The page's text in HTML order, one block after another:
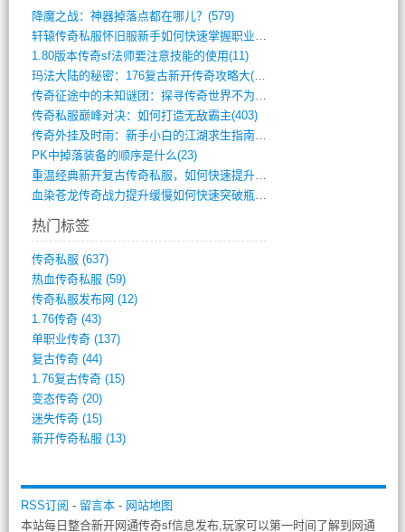
降魔之战：神器掉落点都在哪儿？(579)
轩辕传奇私服怀旧服新手如何快速掌握职业选(993)
1.80版本传奇sf法师要注意技能的使用(11)
玛法大陆的秘密：176复古新开传奇攻略大(486)
传奇征途中的未知谜团：探寻传奇世界不为人(595)
传奇私服巅峰对决：如何打造无敌霸主(403)
传奇外挂及时雨：新手小白的江湖求生指南(802)
PK中掉落装备的顺序是什么(23)
重温经典新开复古传奇私服，如何快速提升等(392)
血染苍龙传奇战力提升缓慢如何快速突破瓶颈(654)
热门标签
传奇私服 (637)
热血传奇私服 (59)
传奇私服发布网 (12)
1.76传奇(43)
单职业传奇(137)
复古传奇(44)
1.76复古传奇(15)
变态传奇(20)
迷失传奇(15)
新开传奇私服 (13)
RSS订阅 - 留言本- 网站地图
本站每日整合新开网通传奇sf信息发布,玩家可以第一时间了解到网通